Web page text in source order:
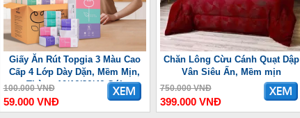
Giấy Ăn Rút Topgia 3 Màu Cao
Cấp 4 Lớp Dày Dặn, Mềm Mịn,
Thùng 10/16/36/46 Gói
100.000 VNĐ
59.000 VNĐ
Chăn Lông Cừu Cánh Quạt Dập
Vân Siêu Ấn, Mềm mịn
750.000 VNĐ
399.000 VNĐ